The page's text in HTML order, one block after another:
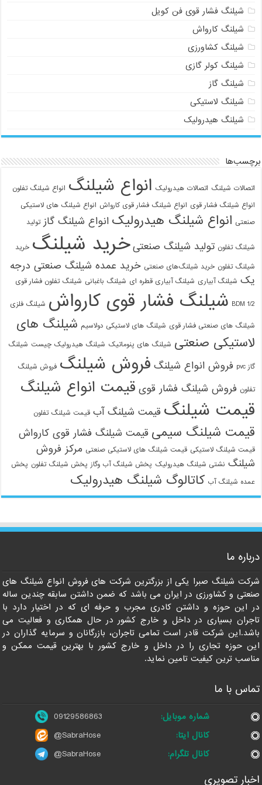
شیلنگ فشار قوی فن کویل
شیلنگ کارواش
شیلنگ کشاورزی
شیلنگ کولر گازی
شیلنگ گاز
شیلنگ لاستیکی
شیلنگ هیدرولیک
برچسب‌ها
اتصالات شیلنگ اتصالات هیدرولیک انواع شیلنگ انواع شیلنگ تفلون
انواع شیلنگ فشار قوی انواع شیلنگ فشار قوی کارواش انواع شیلنگ های لاستیکی
صنعتی انواع شیلنگ هیدرولیک انواع شیلنگ گاز تولید
شیلنگ تفلون تولید شیلنگ صنعتی خرید شیلنگ خرید
شیلنگ تفلون خرید شیلنگ‌های صنعتی خرید عمده شیلنگ صنعتی درجه
یک شیلنگ آبیاری شیلنگ آبیاری قطره ای شیلنگ باغبانی شیلنگ تفلون فشار قوی
1/2 BDM شیلنگ فشار قوی کارواش شیلنگ فلزی
شیلنگ های صنعتی فشار قوی شیلنگ های لاستیکی دولاسیم شیلنگ های
لاستیکی صنعتی شیلنگ های پنوماتیک شیلنگ هیدرولیک چیست شیلنگ
گاز pvc فروش انواع شیلنگ فروش شیلنگ فروش شیلنگ
تفلون فروش شیلنگ فشار قوی قیمت انواع شیلنگ
قیمت شیلنگ قیمت شیلنگ آب قیمت شیلنگ تفلون
قیمت شیلنگ سیمی قیمت شیلنگ فشار قوی کارواش
قیمت شیلنگ لاستیکی قیمت شیلنگ های لاستیکی صنعتی مرکز فروش
شیلنگ نشتی شیلنگ هیدرولیک پخش شیلنگ آب وگاز پخش شیلنگ تفلون پخش
عمده شیلنگ آب کاتالوگ شیلنگ هیدرولیک
درباره ما
شرکت شیلنگ صبرا یکی از بزرگترین شرکت های فروش انواع شیلنگ های
صنعتی و کشاورزی در ایران می باشد که ضمن داشتن سابقه چندین ساله
در این حوزه و داشتن کادری مجرب و حرفه ای که در اختیار دارد با
تاجران بسیاری در داخل و خارج کشور در حال همکاری و فعالیت می
باشد.این شرکت قادر است تمامی تاجران، بازرگانان و سرمایه گذاران در
این حوزه تجاری را در داخل و خارج کشور با بهترین قیمت ممکن و
مناسب ترین کیفیت تامین نماید.
تماس با ما
شماره موبایل:
09129586863
کانال ایتا:
@SabraHose
کانال تلگرام:
@SabraHose
اخبار تصویری
09129586863